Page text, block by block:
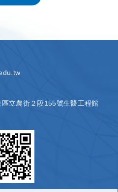
區立農街２段155號生醫工程館